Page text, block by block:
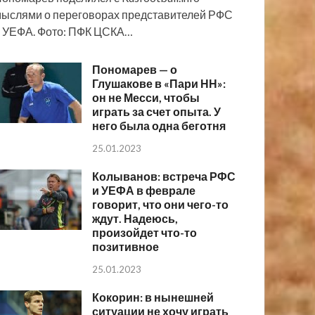
о переговорах представителей РФС
УЕФА. Фото: ПФК ЦСКА…
Пономарев — о
Глушакове в «Пари НН»:
он не Месси, чтобы
играть за счет опыта. У
него была одна беготня
25.01.2023
Колыванов: встреча РФС
и УЕФА в феврале
говорит, что они чего-то
ждут. Надеюсь,
произойдет что-то
позитивное
25.01.2023
Кокорин: в нынешней
ситуации не хочу играть